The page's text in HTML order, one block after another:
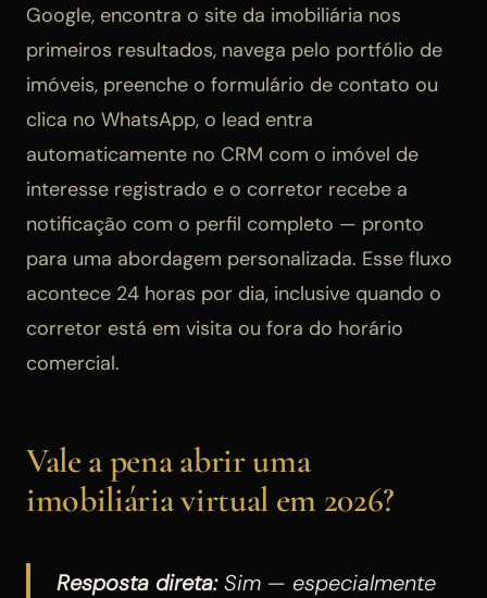
Google, encontra o site da imobiliária nos
primeiros resultados, navega pelo portfólio de
imóveis, preenche o formulário de contato ou
clica no WhatsApp, o lead entra
automaticamente no CRM com o imóvel de
interesse registrado e o corretor recebe a
notificação com o perfil completo — pronto
para uma abordagem personalizada. Esse fluxo
acontece 24 horas por dia, inclusive quando o
corretor está em visita ou fora do horário
comercial.
Vale a pena abrir uma
imobiliária virtual em 2026?
Resposta direta:Sim — especialmente